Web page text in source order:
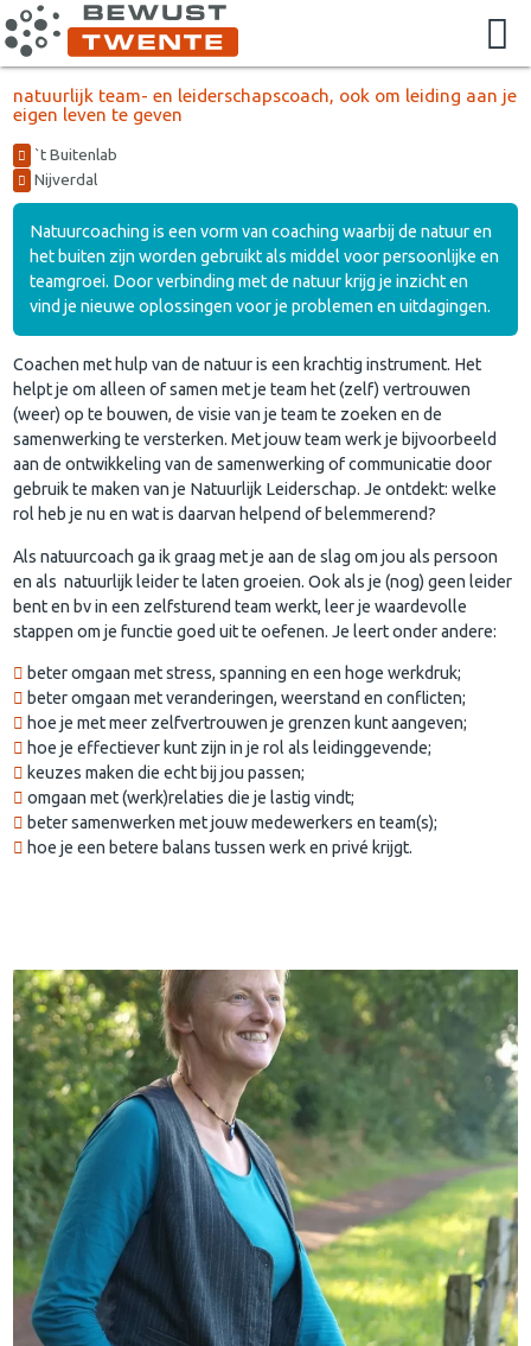
natuurlijk team- en leiderschapscoach, ook om leiding aan je
eigen leven te geven
`t Buitenlab
Nijverdal
Natuurcoaching is een vorm van coaching waarbij de natuur en
het buiten zijn worden gebruikt als middel voor persoonlijke en
teamgroei. Door verbinding met de natuur krijg je inzicht en
vind je nieuwe oplossingen voor je problemen en uitdagingen.
Coachen met hulp van de natuur is een krachtig instrument. Het
helpt je om alleen of samen met je team het (zelf) vertrouwen
(weer) op te bouwen, de visie van je team te zoeken en de
samenwerking te versterken. Met jouw team werk je bijvoorbeeld
aan de ontwikkeling van de samenwerking of communicatie door
gebruik te maken van je Natuurlijk Leiderschap. Je ontdekt: welke
rol heb je nu en wat is daarvan helpend of belemmerend?
Als natuurcoach ga ik graag met je aan de slag om jou als persoon
en als natuurlijk leider te laten groeien. Ook als je (nog) geen leider
bent en bv in een zelfsturend team werkt, leer je waardevolle
stappen om je functie goed uit te oefenen. Je leert onder andere:
beter omgaan met stress, spanning en een hoge werkdruk;
beter omgaan met veranderingen, weerstand en conflicten;
hoe je met meer zelfvertrouwen je grenzen kunt aangeven;
hoe je effectiever kunt zijn in je rol als leidinggevende;
keuzes maken die echt bij jou passen;
omgaan met (werk)relaties die je lastig vindt;
beter samenwerken met jouw medewerkers en team(s);
hoe je een betere balans tussen werk en privé krijgt.